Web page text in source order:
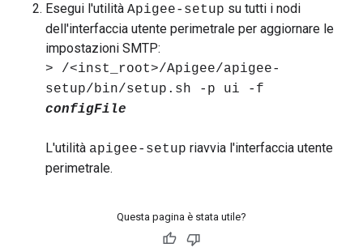
Esegui l'utilità Apigee-setup su tutti i nodi
dell'interfaccia utente perimetrale per aggiornare le
impostazioni SMTP:
> /<inst_root>/Apigee/apigee-
setup/bin/setup.sh -p ui -f
configFile
L'utilità apigee-setup riavvia l'interfaccia utente
perimetrale.
Questa pagina è stata utile?